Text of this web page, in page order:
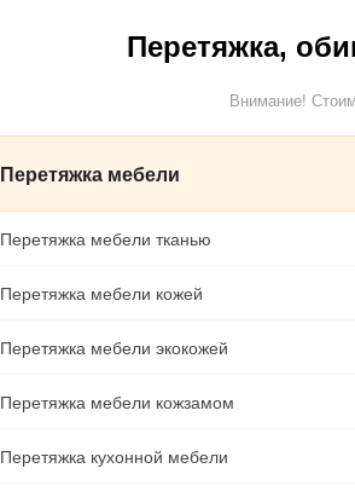
Перетяжка,
Внимание!
Перетяжка мебели
Перетяжка мебели тканью
Перетяжка мебели кожей
Перетяжка мебели экокожей
Перетяжка мебели кожзамом
Перетяжка кухонной мебели